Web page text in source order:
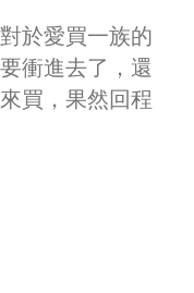
於愛買一族的
衝進去了，還
買，果然回程